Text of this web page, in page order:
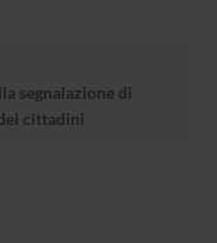
segnalazione di
cittadini